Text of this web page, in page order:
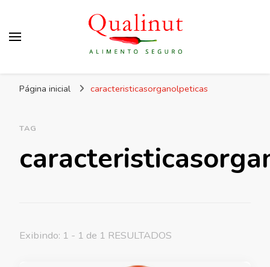
dos alimentos e rotulagem.
Página inicial caracteristicasorganolpeticas
TAG
Exibindo: 1 - 1 de 1 RESULTADOS